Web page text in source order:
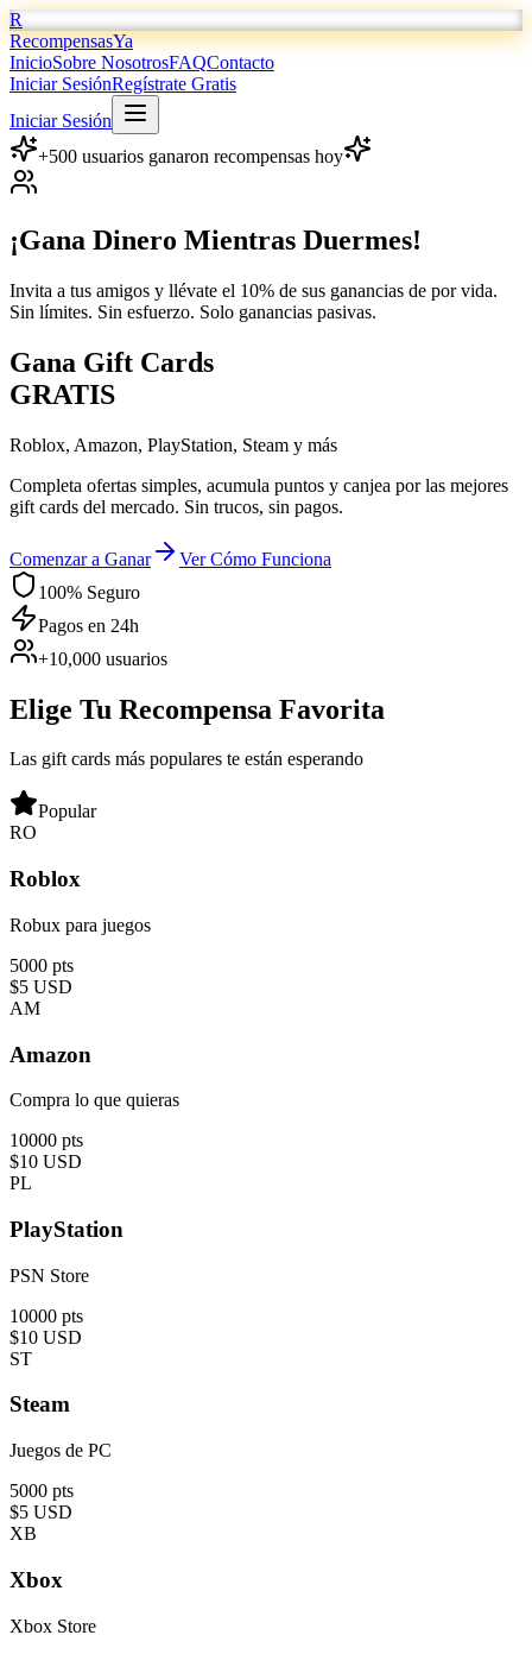
R
RecompensasYa
InicioSobre NosotrosFAQContacto
Iniciar SesiónRegístrate Gratis
Iniciar Sesión
+500 usuarios ganaron recompensas hoy
¡Gana Dinero Mientras Duermes!
Invita a tus amigos y llévate el 10% de sus ganancias de por vida.
Sin límites. Sin esfuerzo. Solo ganancias pasivas.
Gana Gift Cards
GRATIS
Roblox, Amazon, PlayStation, Steam y más
Completa ofertas simples, acumula puntos y canjea por las mejores
gift cards del mercado. Sin trucos, sin pagos.
Comenzar a Ganar
Ver Cómo Funciona
100% Seguro
Pagos en 24h
+10,000 usuarios
Elige Tu Recompensa Favorita
Las gift cards más populares te están esperando
Popular
RO
Roblox
Robux para juegos
5000 pts
$5 USD
AM
Amazon
Compra lo que quieras
10000 pts
$10 USD
PL
PlayStation
PSN Store
10000 pts
$10 USD
ST
Steam
Juegos de PC
5000 pts
$5 USD
XB
Xbox
Xbox Store